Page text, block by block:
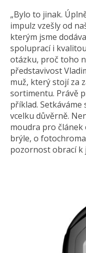
„Bylo to jinak.
impulz vzešly od
kterým jsme
spoluprací i
otázku, proč toho
představivost
muž, který stojí za
sortimentu. Právě
příklad.
vcelku důvěrně.
moudra pro
brýle, o
pozornost obrací k